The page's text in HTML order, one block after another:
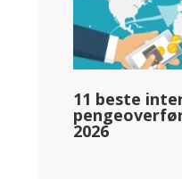
&dollar;48 200
11 beste
2026